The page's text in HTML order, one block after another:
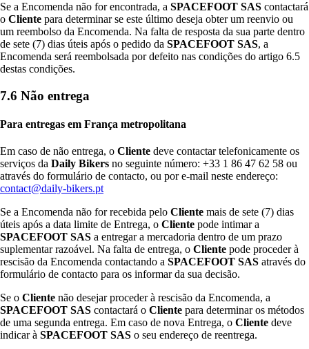
Se a Encomenda não for encontrada, a SPACEFOOT SAS contactará
o Cliente para determinar se este último deseja obter um reenvio ou
um reembolso da Encomenda. Na falta de resposta da sua parte dentro
de sete (7) dias úteis após o pedido da SPACEFOOT SAS, a
Encomenda será reembolsada por defeito nas condições do artigo 6.5
destas condições.
7.6 Não entrega
Para entregas em França metropolitana
Em caso de não entrega, o Cliente deve contactar telefonicamente os
serviços da Daily Bikers no seguinte número: +33 1 86 47 62 58 ou
através do formulário de contacto, ou por e-mail neste endereço:
contact@daily-bikers.pt
Se a Encomenda não for recebida pelo Cliente mais de sete (7) dias
úteis após a data limite de Entrega, o Cliente pode intimar a
SPACEFOOT SAS a entregar a mercadoria dentro de um prazo
suplementar razoável. Na falta de entrega, o Cliente pode proceder à
rescisão da Encomenda contactando a SPACEFOOT SAS através do
formulário de contacto para os informar da sua decisão.
Se o Cliente não desejar proceder à rescisão da Encomenda, a
SPACEFOOT SAS contactará o Cliente para determinar os métodos
de uma segunda entrega. Em caso de nova Entrega, o Cliente deve
indicar à SPACEFOOT SAS o seu endereço de reentrega.